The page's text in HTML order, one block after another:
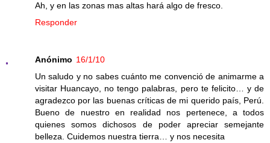
Ah, y en las zonas mas altas hará algo de fresco.
Responder
Anónimo 16/1/10
Un saludo y no sabes cuánto me convenció de animarme a
visitar Huancayo, no tengo palabras, pero te felicito… y de
agradezco por las buenas críticas de mi querido país, Perú.
Bueno de nuestro en realidad nos pertenece, a todos
quienes somos dichosos de poder apreciar semejante
belleza. Cuidemos nuestra tierra… y nos necesita